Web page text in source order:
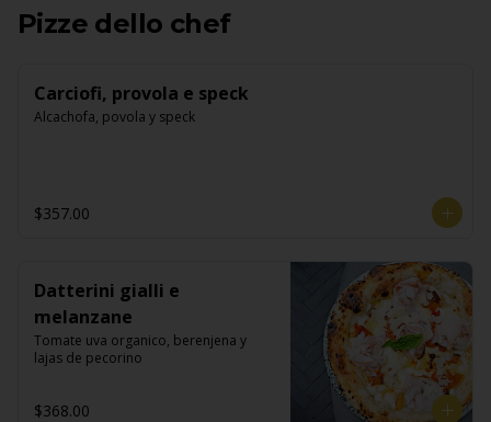
Pizze dello chef
Carciofi, provola e speck
Alcachofa, povola y speck
$357.00
Datterini gialli e
melanzane
Tomate uva organico, berenjena y
lajas de pecorino
$368.00